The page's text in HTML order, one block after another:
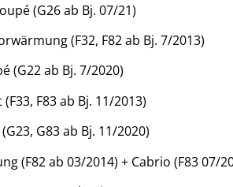
(G26 ab Bj. 07/21)
(F32, F82 ab Bj. 7/2013)
(G22 ab Bj. 7/2020)
F83 ab Bj. 11/2013)
G83 ab Bj. 11/2020)
(F82 ab 03/2014) + Cabrio (F83 07/